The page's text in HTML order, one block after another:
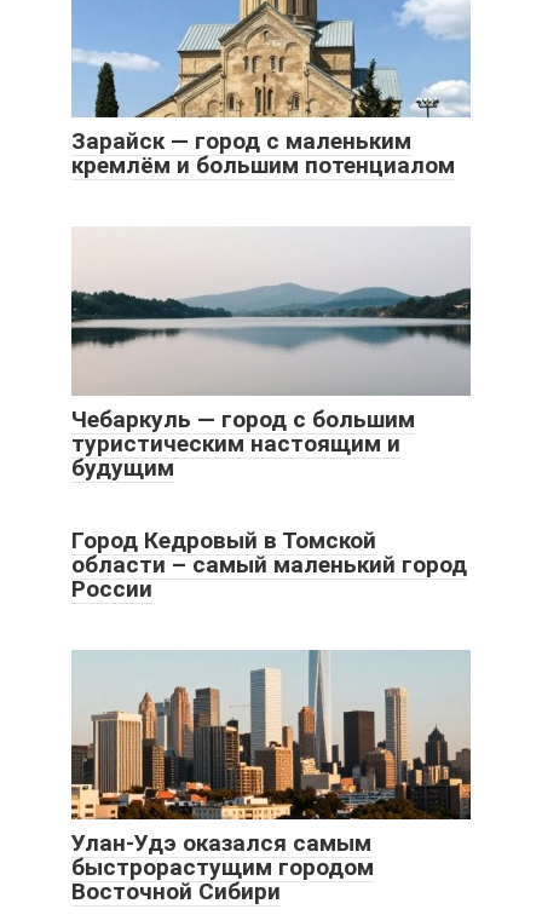
Зарайск — город с маленьким
кремлём и большим потенциалом
Чебаркуль — город с большим
туристическим настоящим и
будущим
Город Кедровый в Томской
области – самый маленький город
России
Улан-Удэ оказался самым
быстрорастущим городом
Восточной Сибири